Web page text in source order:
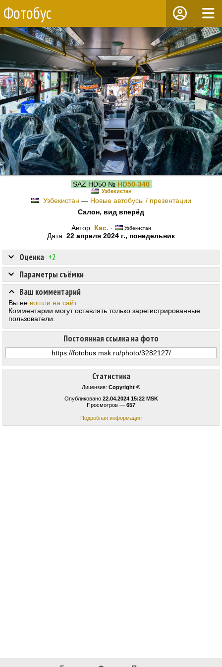
Фотобус
SAZ HD50 № HD50-340
Узбекистан
Узбекистан — Новые автобусы / презентации
Салон, вид вперёд
Автор: Кас. · Узбекистан
Дата: 22 апреля 2024 г., понедельник
Статистика
Лицензия: Copyright ©
Опубликовано 22.04.2024 15:22 MSK
Просмотров — 657
Подробная информация
Оценка +2
Постоянная ссылка на фото
Параметры съёмки
Ваш комментарий
Вы не вошли на сайт.
Комментарии могут оставлять только зарегистрированные
пользователи.